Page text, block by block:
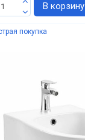
В корзину
покупка